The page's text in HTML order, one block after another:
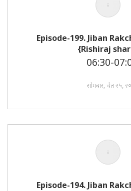
Episode-199. Jiban
{Rishiraj
06:30-
सोमबार, चैत २५,
Episode-194. Jiban